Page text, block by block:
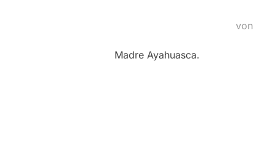
von
Madre Ayahuasca.